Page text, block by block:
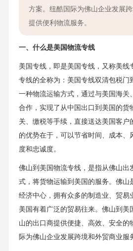
方案。纽酷国际为佛山企业发展
提供便利物流服务。
一、什么是美国物流专线
美国专线，即是美国专线，又称美线
专线的全称为：美国专线双清包税门
一种物流运输方式，通过与美国海关
合作，实现了从中国出口到美国的货
关、缴税等手续，直接送达美国客户
的优势在于，可以节省时间、成本、
度和忠诚度。
佛山到美国物流专线，是指从佛山出
式，将货物运输到美国的服务。佛山
经济中心，拥有众多的制造业、贸易
美国有着广泛的贸易往来。佛山到美
山的出口商提供便捷、高效、安全的
际为佛山企业发展跨境和外贸商业服